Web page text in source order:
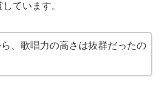
ています。
、歌唱力の高さは抜群だったの